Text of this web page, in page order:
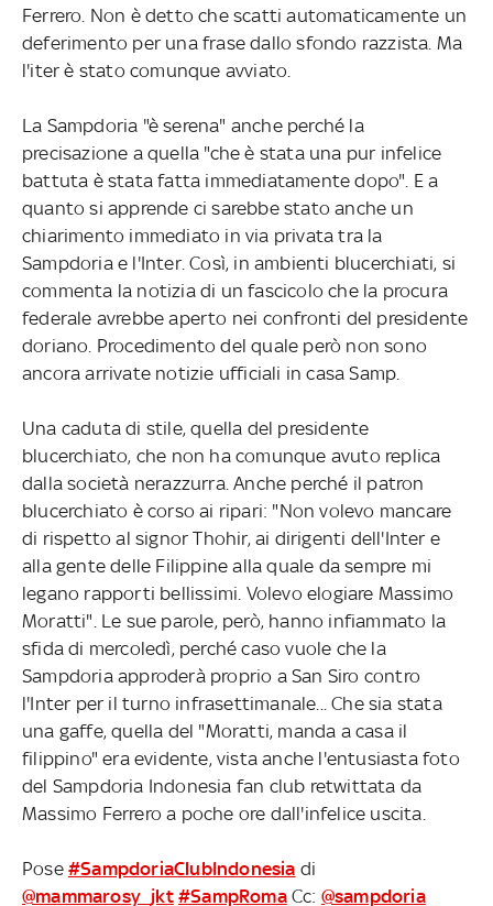
Ferrero. Non è detto che scatti automaticamente un
deferimento per una frase dallo sfondo razzista. Ma
l'iter è stato comunque avviato.
La Sampdoria "è serena" anche perché la
precisazione a quella "che è stata una pur infelice
battuta è stata fatta immediatamente dopo". E a
quanto si apprende ci sarebbe stato anche un
chiarimento immediato in via privata tra la
Sampdoria e l'Inter. Così, in ambienti blucerchiati, si
commenta la notizia di un fascicolo che la procura
federale avrebbe aperto nei confronti del presidente
doriano. Procedimento del quale però non sono
ancora arrivate notizie ufficiali in casa Samp.
Una caduta di stile, quella del presidente
blucerchiato, che non ha comunque avuto replica
dalla società nerazzurra. Anche perché il patron
blucerchiato è corso ai ripari: "Non volevo mancare
di rispetto al signor Thohir, ai dirigenti dell'Inter e
alla gente delle Filippine alla quale da sempre mi
legano rapporti bellissimi. Volevo elogiare Massimo
Moratti". Le sue parole, però, hanno infiammato la
sfida di mercoledì, perché caso vuole che la
Sampdoria approderà proprio a San Siro contro
l'Inter per il turno infrasettimanale... Che sia stata
una gaffe, quella del "Moratti, manda a casa il
filippino" era evidente, vista anche l'entusiasta foto
del Sampdoria Indonesia fan club retwittata da
Massimo Ferrero a poche ore dall'infelice uscita.
Pose #SampdoriaClubIndonesia di
@mammarosy_jkt #SampRomaCc: @sampdoria